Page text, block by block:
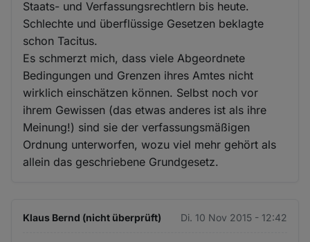
Staats- und Verfassungsrechtlern bis heute.
Schlechte und überflüssige Gesetzen beklagte
schon Tacitus.
Es schmerzt mich, dass viele Abgeordnete
Bedingungen und Grenzen ihres Amtes nicht
wirklich einschätzen können. Selbst noch vor
ihrem Gewissen (das etwas anderes ist als ihre
Meinung!) sind sie der verfassungsmäßigen
Ordnung unterworfen, wozu viel mehr gehört als
allein das geschriebene Grundgesetz.
Klaus Bernd (nicht überprüft) Di. 10 Nov 2015 - 12:42